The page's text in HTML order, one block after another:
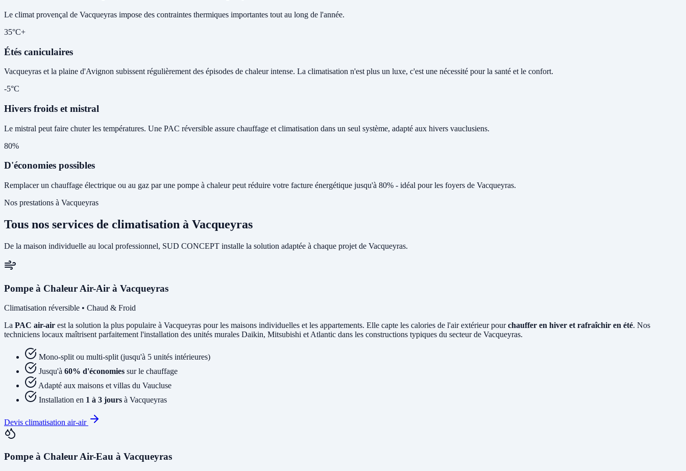
Le climat provençal de Vacqueyras impose des contraintes thermiques importantes tout au long de l'année.
35°C+
Étés caniculaires
Vacqueyras et la plaine d'Avignon subissent régulièrement des épisodes de chaleur intense. La climatisation n'est plus un luxe, c'est une nécessité pour la santé et le confort.
-5°C
Hivers froids et mistral
Le mistral peut faire chuter les températures. Une PAC réversible assure chauffage et climatisation dans un seul système, adapté aux hivers vauclusiens.
80%
D'économies possibles
Remplacer un chauffage électrique ou au gaz par une pompe à chaleur peut réduire votre facture énergétique jusqu'à 80% - idéal pour les foyers de Vacqueyras.
Nos prestations à Vacqueyras
Tous nos services de climatisation à Vacqueyras
De la maison individuelle au local professionnel, SUD CONCEPT installe la solution adaptée à chaque projet de Vacqueyras.
Pompe à Chaleur Air-Air à Vacqueyras
Climatisation réversible • Chaud & Froid
La PAC air-air est la solution la plus populaire à Vacqueyras pour les maisons individuelles et les appartements. Elle capte les calories de l'air extérieur pourchauffer en hiver et rafraîchir en été. Nos
techniciens locaux maîtrisent parfaitement l'installation des unités murales Daikin, Mitsubishi et Atlantic dans les constructions typiques du secteur de Vacqueyras.
Mono-split ou multi-split (jusqu'à 5 unités intérieures)
Jusqu'à 60% d'économies sur le chauffage
Adapté aux maisons et villas du Vaucluse
Installation en 1 à 3 jours à Vacqueyras
Devis climatisation air-air
Pompe à Chaleur Air-Eau à Vacqueyras